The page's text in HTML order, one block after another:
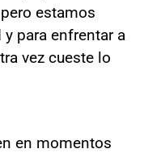
pero estamos
para enfrentar a
vez cueste lo
en momentos